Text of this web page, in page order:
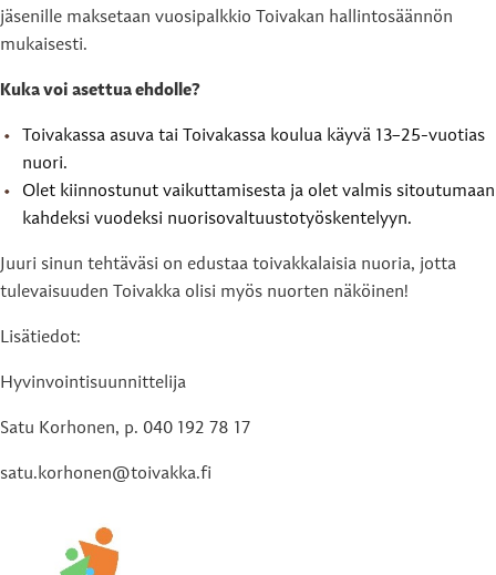
jäsenille maksetaan vuosipalkkio Toivakan hallintosäännön
mukaisesti.
Kuka voi asettua ehdolle?
Toivakassa asuva tai Toivakassa koulua käyvä 13–25-vuotias
nuori.
Olet kiinnostunut vaikuttamisesta ja olet valmis sitoutumaan
kahdeksi vuodeksi nuorisovaltuustotyöskentelyyn.
Juuri sinun tehtäväsi on edustaa toivakkalaisia nuoria, jotta
tulevaisuuden Toivakka olisi myös nuorten näköinen!
Lisätiedot:
Hyvinvointisuunnittelija
Satu Korhonen, p. 040 192 78 17
satu.korhonen@toivakka.fi